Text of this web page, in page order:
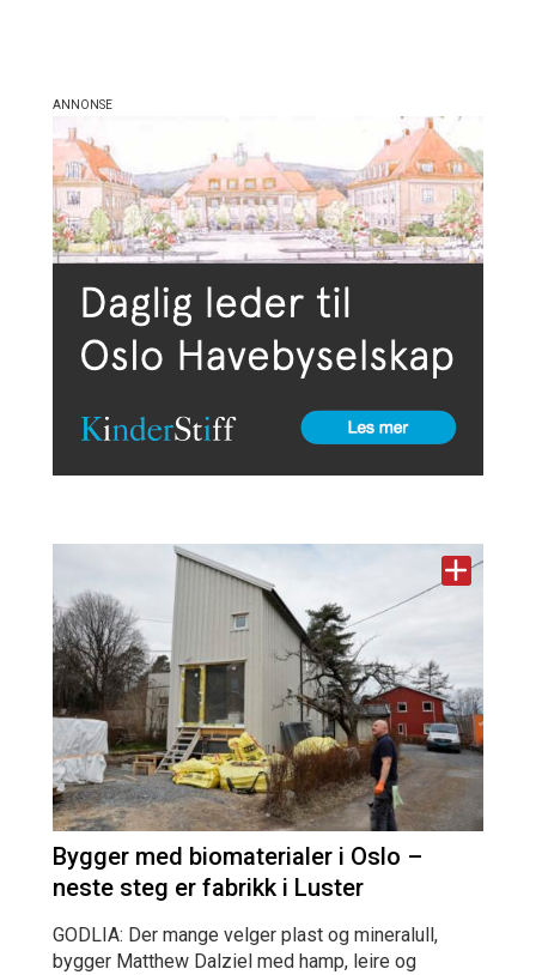
Bygger med biomaterialer i Oslo –
neste steg er fabrikk i Luster
GODLIA: Der mange velger plast og mineralull,
bygger Matthew Dalziel med hamp, leire og